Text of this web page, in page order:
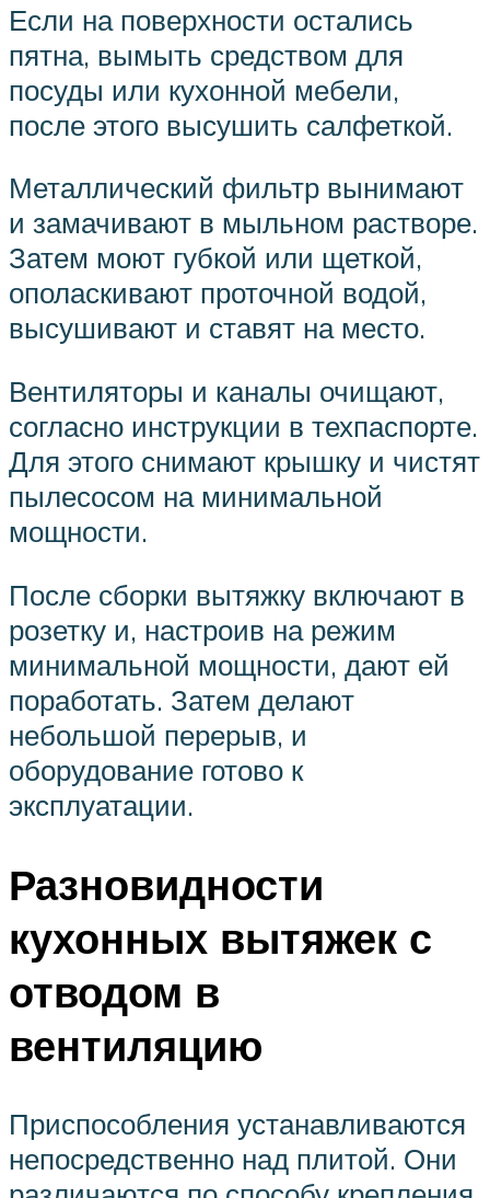
Если на поверхности остались
пятна, вымыть средством для
посуды или кухонной мебели,
после этого высушить салфеткой.
Металлический фильтр вынимают
и замачивают в мыльном растворе.
Затем моют губкой или щеткой,
ополаскивают проточной водой,
высушивают и ставят на место.
Вентиляторы и каналы очищают,
согласно инструкции в техпаспорте.
Для этого снимают крышку и чистят
пылесосом на минимальной
мощности.
После сборки вытяжку включают в
розетку и, настроив на режим
минимальной мощности, дают ей
поработать. Затем делают
небольшой перерыв, и
оборудование готово к
эксплуатации.
Разновидности
кухонных вытяжек с
отводом в
вентиляцию
Приспособления устанавливаются
непосредственно над плитой. Они